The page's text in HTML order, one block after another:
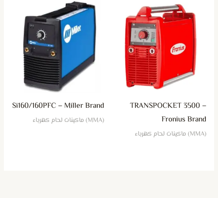
TRANSPOCKET 3500 –
Fronius Brand
(MMA) ماكينات لحام كهرباء
Si160/160PFC – Miller Brand
(MMA) ماكينات لحام كهرباء